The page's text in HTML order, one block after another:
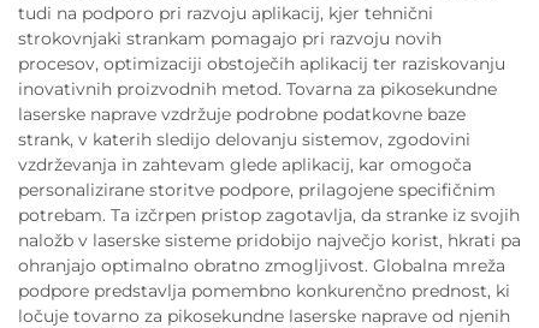
tudi na podporo pri razvoju aplikacij, kjer tehnični
strokovnjaki strankam pomagajo pri razvoju novih
procesov, optimizaciji obstoječih aplikacij ter raziskovanju
inovativnih proizvodnih metod. Tovarna za pikosekundne
laserske naprave vzdržuje podrobne podatkovne baze
strank, v katerih sledijo delovanju sistemov, zgodovini
vzdrževanja in zahtevam glede aplikacij, kar omogoča
personalizirane storitve podpore, prilagojene specifičnim
potrebam. Ta izčrpen pristop zagotavlja, da stranke iz svojih
naložb v laserske sisteme pridobijo največjo korist, hkrati pa
ohranjajo optimalno obratno zmogljivost. Globalna mreža
podpore predstavlja pomembno konkurenčno prednost, ki
ločuje tovarno za pikosekundne laserske naprave od njenih